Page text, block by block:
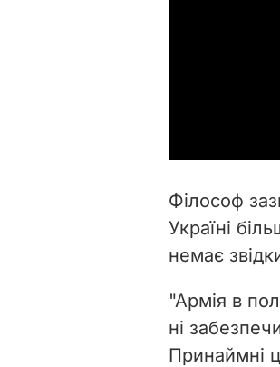
Філософ
Україні
немає
"Армія в
ні
Принаймні